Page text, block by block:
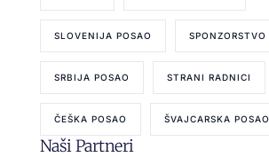
SLOVENIJA POSAO SPONZORSTVO
SRBIJA POSAO STRANI RADNICI
ČEŠKA POSAO ŠVAJCARSKA POSAO
Naši Partneri